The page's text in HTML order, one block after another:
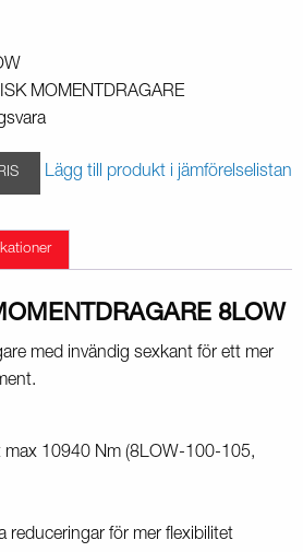
MOMENTDRAGARE
Lägg till produkt i jämförelselistan
8LOW
med invändig sexkant för ett mer
10940 Nm (8LOW-100-105,
reduceringar för mer flexibilitet